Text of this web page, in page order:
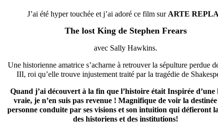
J’ai été hyper touchée et j’ai adoré ce film surARTE
The lost King de Stephen Frears
avec Sally Hawkins.
Une historienne amatrice s’acharne à retrouver la sépulture perdue
III, roi qu’elle trouve injustement traité par la tragédie de
Quand j’ai découvert à la fin que l’histoire était Inspirée d’une
vraie, je n’en suis pas revenue ! Magnifique de voir la destinée
personne conduite par ses visions et son intuition qui défieront
des historiens et des institutions!